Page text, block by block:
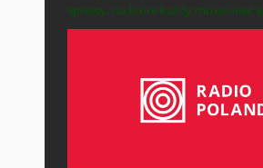
sprawy, na które każdy może mieć